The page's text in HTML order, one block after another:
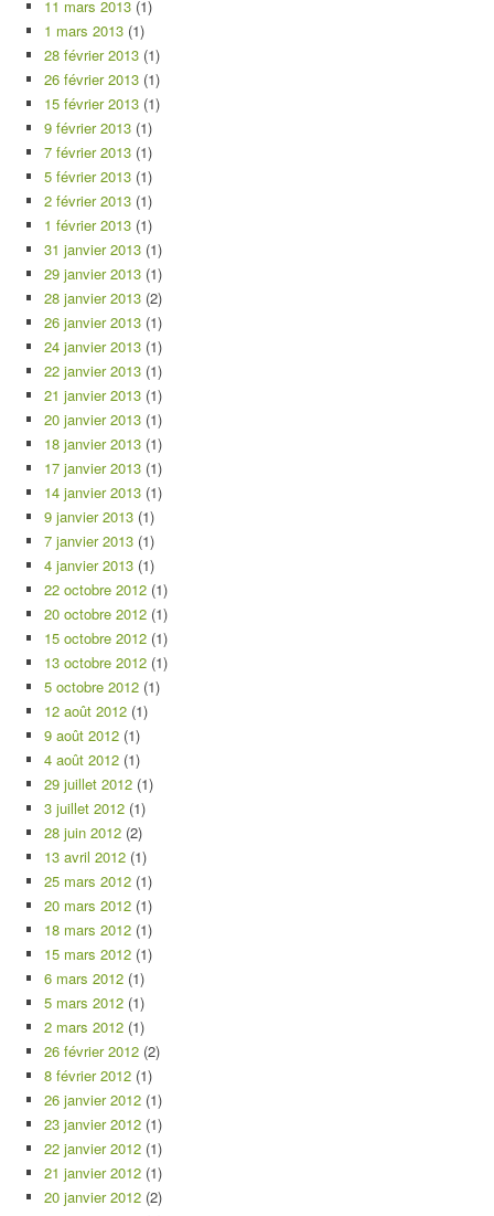
11 mars 2013 (1)
1 mars 2013 (1)
28 février 2013 (1)
26 février 2013 (1)
15 février 2013 (1)
9 février 2013 (1)
7 février 2013 (1)
5 février 2013 (1)
2 février 2013 (1)
1 février 2013 (1)
31 janvier 2013 (1)
29 janvier 2013 (1)
28 janvier 2013 (2)
26 janvier 2013 (1)
24 janvier 2013 (1)
22 janvier 2013 (1)
21 janvier 2013 (1)
20 janvier 2013 (1)
18 janvier 2013 (1)
17 janvier 2013 (1)
14 janvier 2013 (1)
9 janvier 2013 (1)
7 janvier 2013 (1)
4 janvier 2013 (1)
22 octobre 2012 (1)
20 octobre 2012 (1)
15 octobre 2012 (1)
13 octobre 2012 (1)
5 octobre 2012 (1)
12 août 2012 (1)
9 août 2012 (1)
4 août 2012 (1)
29 juillet 2012 (1)
3 juillet 2012 (1)
28 juin 2012 (2)
13 avril 2012 (1)
25 mars 2012 (1)
20 mars 2012 (1)
18 mars 2012 (1)
15 mars 2012 (1)
6 mars 2012 (1)
5 mars 2012 (1)
2 mars 2012 (1)
26 février 2012 (2)
8 février 2012 (1)
26 janvier 2012 (1)
23 janvier 2012 (1)
22 janvier 2012 (1)
21 janvier 2012 (1)
20 janvier 2012 (2)